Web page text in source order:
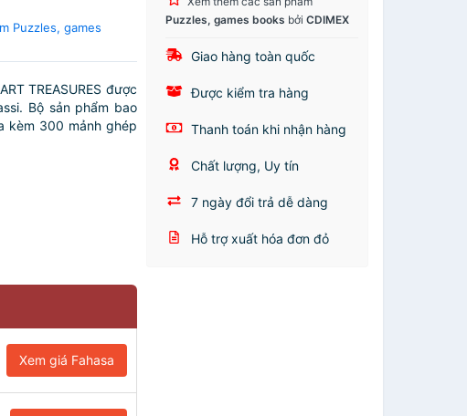
Puzzles, games
TREASURES được
Bộ sản phẩm bao
kèm 300 mảnh ghép
Xem giá Fahasa
Puzzles, games books bởiCDIMEX
Giao hàng toàn quốc
Được kiểm tra hàng
Thanh toán khi nhận hàng
Chất lượng, Uy tín
7 ngày đổi trả dễ dàng
Hỗ trợ xuất hóa đơn đỏ